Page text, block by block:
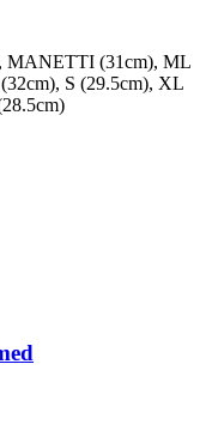
MANETTI (31cm), ML
S (29.5cm), XL